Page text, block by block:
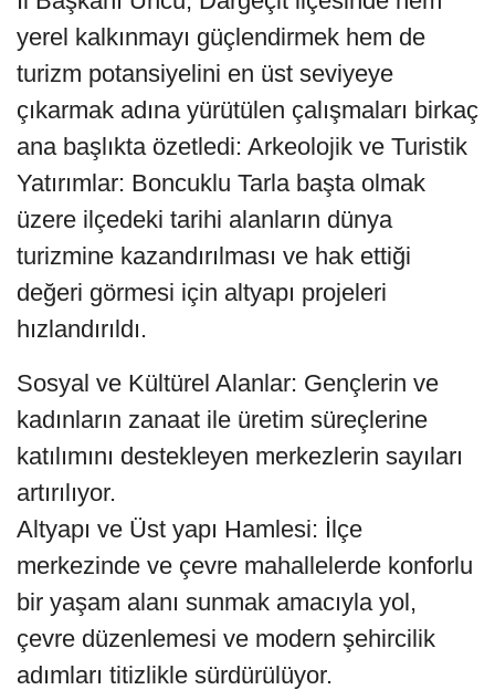
yerel kalkınmayı güçlendirmek hem de
turizm potansiyelini en üst seviyeye
çıkarmak adına yürütülen çalışmaları birkaç
ana başlıkta özetledi: Arkeolojik ve Turistik
Yatırımlar: Boncuklu Tarla başta olmak
üzere ilçedeki tarihi alanların dünya
turizmine kazandırılması ve hak ettiği
değeri görmesi için altyapı projeleri
hızlandırıldı.
Sosyal ve Kültürel Alanlar: Gençlerin ve
kadınların zanaat ile üretim süreçlerine
katılımını destekleyen merkezlerin sayıları
artırılıyor.
Altyapı ve Üst yapı Hamlesi: İlçe
merkezinde ve çevre mahallelerde konforlu
bir yaşam alanı sunmak amacıyla yol,
çevre düzenlemesi ve modern şehircilik
adımları titizlikle sürdürülüyor.